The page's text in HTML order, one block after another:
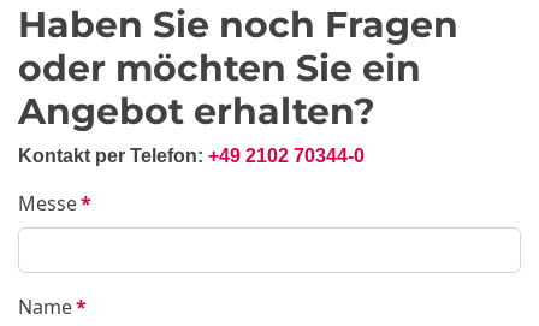
Haben Sie noch Fragen
oder möchten Sie ein
Angebot erhalten?
Kontakt per Telefon: +49 2102 70344-0
Messe*
Name*